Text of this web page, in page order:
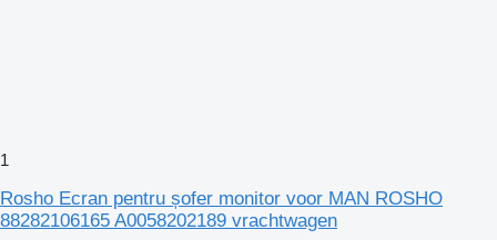
1
Rosho Ecran pentru șofer monitor voor MAN ROSHO
88282106165 A0058202189 vrachtwagen